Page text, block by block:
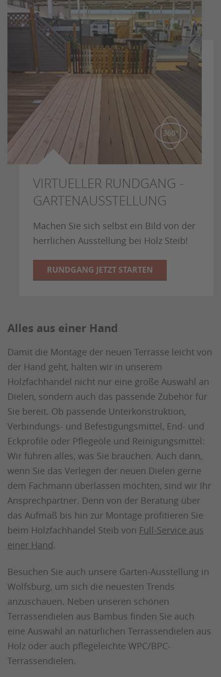
VIRTUELLER RUNDGANG -
GARTENAUSSTELLUNG
Machen Sie sich selbst ein Bild von der
herrlichen Ausstellung bei Holz Steib!
RUNDGANG JETZT STARTEN
Alles aus einer Hand
Damit die Montage der neuen Terrasse leicht von
der Hand geht, halten wir in unserem
Holzfachhandel nicht nur eine große Auswahl an
Dielen, sondern auch das passende Zubehör für
Sie bereit. Ob passende Unterkonstruktion,
Verbindungs- und Befestigungsmittel, End- und
Eckprofile oder Pflegeöle und Reinigungsmittel:
Wir führen alles, was Sie brauchen. Auch dann,
wenn Sie das Verlegen der neuen Dielen gerne
dem Fachmann überlassen möchten, sind wir Ihr
Ansprechpartner. Denn von der Beratung über
das Aufmaß bis hin zur Montage profitieren Sie
beim Holzfachhandel Steib von Full-Service aus
einer Hand.
Besuchen Sie auch unsere Garten-Ausstellung in
Wolfsburg, um sich die neuesten Trends
anzuschauen. Neben unseren schönen
Terrassendielen aus Bambus finden Sie auch
eine Auswahl an natürlichen Terrassendielen aus
Holz oder auch pflegeleichte WPC/BPC-
Terrassendielen.